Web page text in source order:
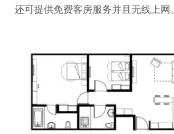
还可提供免费客房服务并且无线上网。